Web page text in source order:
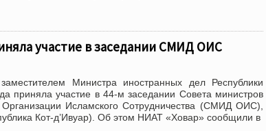
участие в заседании СМИД ОИС
Министра иностранных дел Республики
приняла участие в 44-м заседании Совета министров
Организации Исламского Сотрудничества (СМИД ОИС),
Кот-д’Ивуар). Об этом НИАТ «Ховар» сообщили в